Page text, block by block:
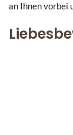
an Ihnen vorbei